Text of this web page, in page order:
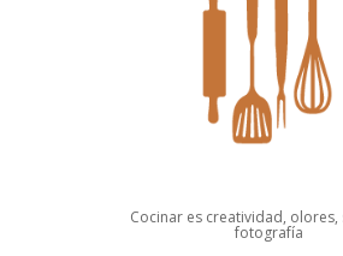
Cocinar es creatividad, olores,
fotografía